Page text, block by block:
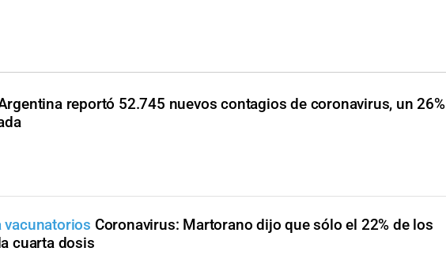
reportó 52.745 nuevos contagios de coronavirus, un 26%
vacunatorios Coronavirus: Martorano dijo que sólo el 22% de los
cuarta dosis